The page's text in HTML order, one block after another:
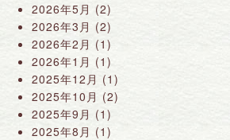
2026年5月 (2)
2026年3月 (2)
2026年2月 (1)
2026年1月 (1)
2025年12月 (1)
2025年10月 (2)
2025年9月 (1)
2025年8月 (1)